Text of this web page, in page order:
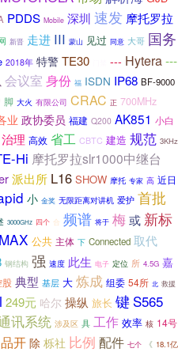
PDDS Mobile 深圳 速发 摩托罗拉
新晋 走进 III 蒙山 见过 同意 大哥 国务
2018年 特警 TE30 --- Hytera---
会议室 身份 福 ISDN IP68 BF-9000
脚 大火 有限公司 CRAC 正 700MHz
业 政协委员 福建 Q200 AK851 小白
治理 高效 省工 CBTC 建造 规范 3KHz
Hi 摩托罗拉slr1000中继台
派出所 L16 SHOW 摩托 专家 高 近日
小 金奖 无限距离对讲机 爱护 首批
3000GHz 四个 合 频谱 将于 梅或 新标
公共 主体 下 Connected 取代
钢结构 强 速度 此生 电子 定位 所 4.5G 嘉
股 典型 基层 大 炼成 组委 54所 北 救援
249元 哈尔 操纵 旅长 键 S565
讯系统 涉及区 具 工作 效率 核 14号
品开 除 栎社 比例 配件 七个 《 18.1亿